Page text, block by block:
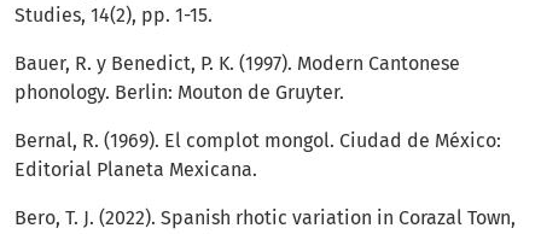
Studies, 14(2), pp. 1-15.
Bauer, R. y Benedict, P. K. (1997). Modern Cantonese
phonology. Berlin: Mouton de Gruyter.
Bernal, R. (1969). El complot mongol. Ciudad de México:
Editorial Planeta Mexicana.
Bero, T. J. (2022). Spanish rhotic variation in Corazal Town,